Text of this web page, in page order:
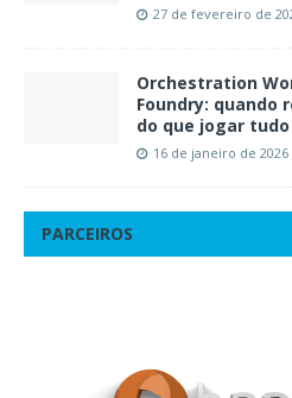
27 de fevereiro de
Orchestration
Foundry: quando
do que jogar
16 de janeiro de 2026
PARCEIROS